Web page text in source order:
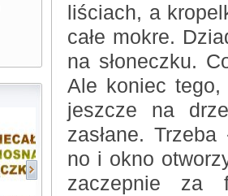
liściach, a
całe mokre.
na słoneczku.
Ale koniec
jeszcze na
zasłane.
no i okno
zaczepnie za